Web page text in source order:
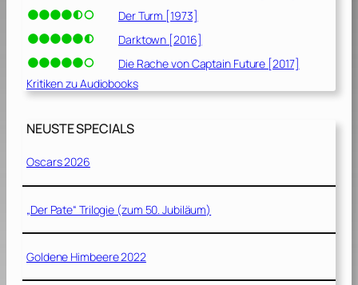
Der Turm [1973]
Darktown [2016]
Die Rache von Captain Future [2017]
Kritiken zu Audiobooks
NEUSTE SPECIALS
Oscars 2026
„Der Pate“ Trilogie (zum 50. Jubiläum)
Goldene Himbeere 2022